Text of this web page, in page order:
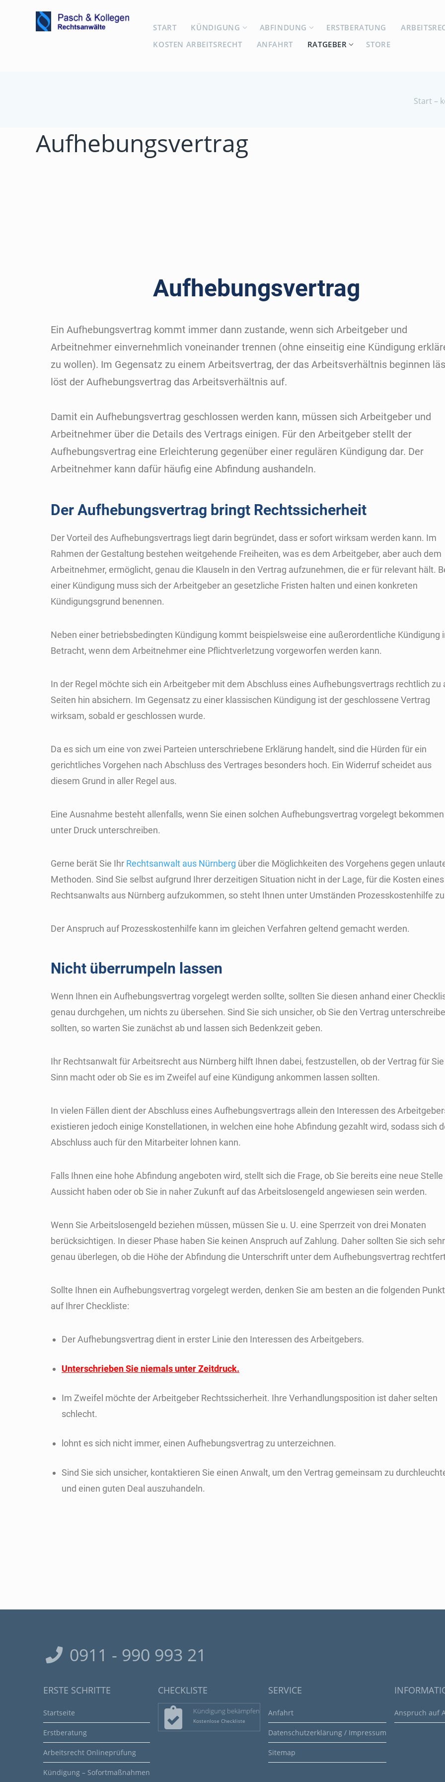
START KÜNDIGUNG ABFINDUNG ERSTBERATUNG
KOSTEN ARBEITSRECHT
ANFAHRT RATGEBER STORE
Start –
Aufhebungsvertrag
Aufhebungsvertrag
Ein Aufhebungsvertrag kommt immer dann zustande, wenn sich Arbeitgeber und
Arbeitnehmer einvernehmlich voneinander trennen (ohne einseitig eine Kündigung
zu wollen). Im Gegensatz zu einem Arbeitsvertrag, der das Arbeitsverhältnis beginnen
löst der Aufhebungsvertrag das Arbeitsverhältnis auf.
Damit ein Aufhebungsvertrag geschlossen werden kann, müssen sich Arbeitgeber und
Arbeitnehmer über die Details des Vertrags einigen. Für den Arbeitgeber stellt der
Aufhebungsvertrag eine Erleichterung gegenüber einer regulären Kündigung dar. Der
Arbeitnehmer kann dafür häufig eine Abfindung aushandeln.
Der Aufhebungsvertrag bringt Rechtssicherheit
Der Vorteil des Aufhebungsvertrags liegt darin begründet, dass er sofort wirksam werden kann. Im
Rahmen der Gestaltung bestehen weitgehende Freiheiten, was es dem Arbeitgeber, aber auch dem
Arbeitnehmer, ermöglicht, genau die Klauseln in den Vertrag aufzunehmen, die er für relevant hält.
einer Kündigung muss sich der Arbeitgeber an gesetzliche Fristen halten und einen konkreten
Kündigungsgrund benennen.
Neben einer betriebsbedingten Kündigung kommt beispielsweise eine außerordentliche Kündigung
Betracht, wenn dem Arbeitnehmer eine Pflichtverletzung vorgeworfen werden kann.
In der Regel möchte sich ein Arbeitgeber mit dem Abschluss eines Aufhebungsvertrags rechtlich zu
Seiten hin absichern. Im Gegensatz zu einer klassischen Kündigung ist der geschlossene Vertrag
wirksam, sobald er geschlossen wurde.
Da es sich um eine von zwei Parteien unterschriebene Erklärung handelt, sind die Hürden für ein
gerichtliches Vorgehen nach Abschluss des Vertrages besonders hoch. Ein Widerruf scheidet aus
diesem Grund in aller Regel aus.
Eine Ausnahme besteht allenfalls, wenn Sie einen solchen Aufhebungsvertrag vorgelegt
unter Druck unterschreiben.
Gerne berät Sie Ihr Rechtsanwalt aus Nürnberg über die Möglichkeiten des Vorgehens gegen
Methoden. Sind Sie selbst aufgrund Ihrer derzeitigen Situation nicht in der Lage, für die Kosten eines
Rechtsanwalts aus Nürnberg aufzukommen, so steht Ihnen unter Umständen Prozesskostenhilfe
Der Anspruch auf Prozesskostenhilfe kann im gleichen Verfahren geltend gemacht werden.
Nicht überrumpeln lassen
Wenn Ihnen ein Aufhebungsvertrag vorgelegt werden sollte, sollten Sie diesen anhand einer
genau durchgehen, um nichts zu übersehen. Sind Sie sich unsicher, ob Sie den Vertrag
sollten, so warten Sie zunächst ab und lassen sich Bedenkzeit geben.
Ihr Rechtsanwalt für Arbeitsrecht aus Nürnberg hilft Ihnen dabei, festzustellen, ob der Vertrag für Sie
Sinn macht oder ob Sie es im Zweifel auf eine Kündigung ankommen lassen sollten.
In vielen Fällen dient der Abschluss eines Aufhebungsvertrags allein den Interessen des
existieren jedoch einige Konstellationen, in welchen eine hohe Abfindung gezahlt wird, sodass sich
Abschluss auch für den Mitarbeiter lohnen kann.
Falls Ihnen eine hohe Abfindung angeboten wird, stellt sich die Frage, ob Sie bereits eine neue Stelle
Aussicht haben oder ob Sie in naher Zukunft auf das Arbeitslosengeld angewiesen sein werden.
Wenn Sie Arbeitslosengeld beziehen müssen, müssen Sie u. U. eine Sperrzeit von drei Monaten
berücksichtigen. In dieser Phase haben Sie keinen Anspruch auf Zahlung. Daher sollten Sie sich sehr
genau überlegen, ob die Höhe der Abfindung die Unterschrift unter dem Aufhebungsvertrag
Sollte Ihnen ein Aufhebungsvertrag vorgelegt werden, denken Sie am besten an die folgenden
auf Ihrer Checkliste:
Der Aufhebungsvertrag dient in erster Linie den Interessen des Arbeitgebers.
Unterschrieben Sie niemals unter Zeitdruck.
Im Zweifel möchte der Arbeitgeber Rechtssicherheit. Ihre Verhandlungsposition ist daher selten
schlecht.
lohnt es sich nicht immer, einen Aufhebungsvertrag zu unterzeichnen.
Sind Sie sich unsicher, kontaktieren Sie einen Anwalt, um den Vertrag gemeinsam zu
und einen guten Deal auszuhandeln.
0911 - 990 993 21
ERSTE SCHRITTE
Startseite
Erstberatung
Arbeitsrecht Onlineprüfung
Kündigung – Sofortmaßnahmen
CHECKLISTE
Kündigung bekämpfen
Kostenlose Checkliste
SERVICE
Anfahrt
Datenschutzerklärung / Impressum
Sitemap
Anspruch auf